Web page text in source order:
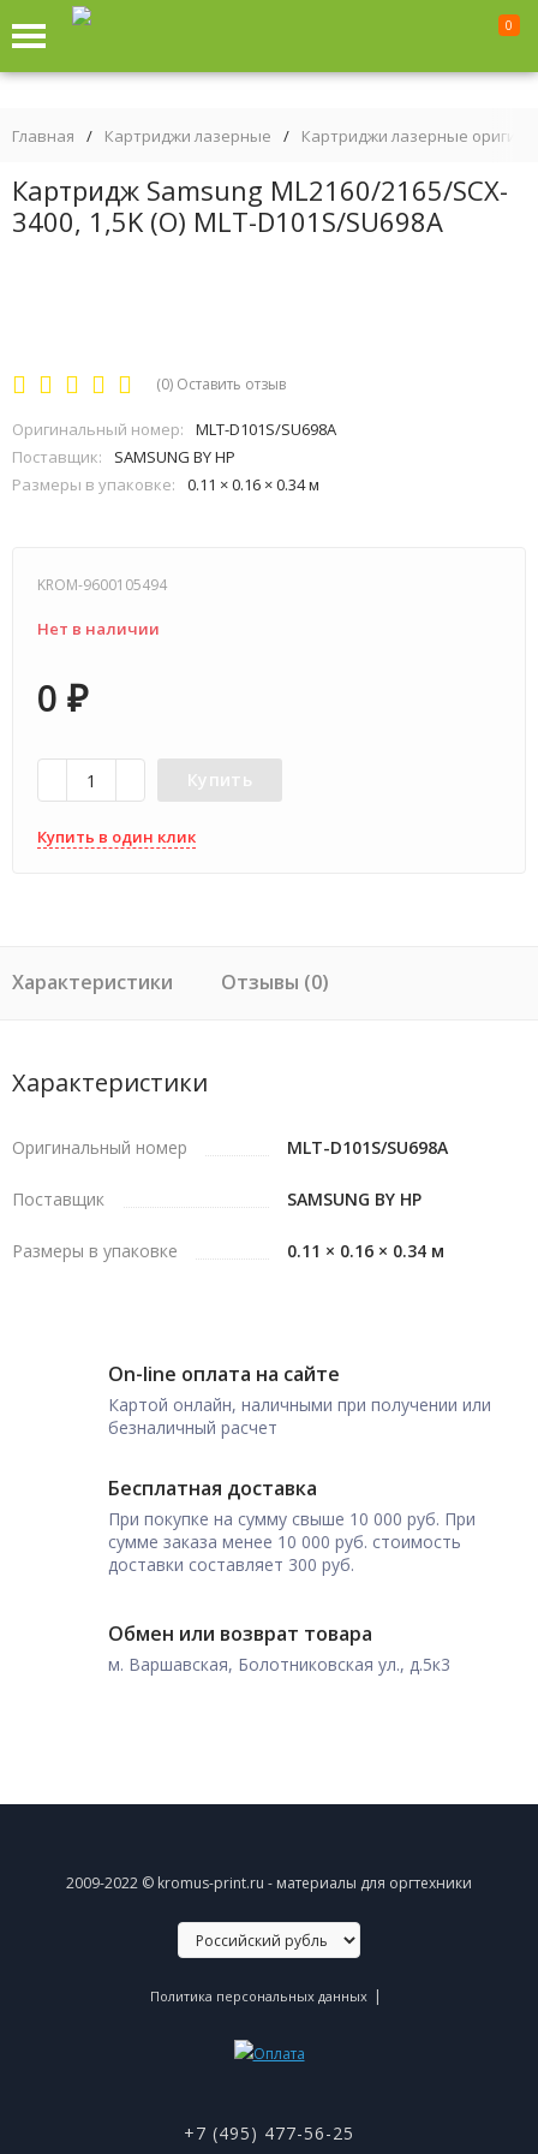
0
Главная / Картриджи лазерные / Картриджи лазерные
Картридж Samsung ML2160/2165/SCX-
3400, 1,5K (O) MLT-D101S/SU698A
(0) Оставить отзыв
Оригинальный номер:
MLT-D101S/SU698A
Поставщик:
SAMSUNG BY HP
Размеры в упаковке:
0.11 × 0.16 × 0.34 м
KROM-9600105494
Нет в наличии
0 ₽
Купить
Купить в один клик
Характеристики Отзывы (0)
Характеристики
Оригинальный номер MLT-D101S/SU698A
Поставщик SAMSUNG BY HP
Размеры в упаковке 0.11 × 0.16 × 0.34 м
On-line оплата на сайте
Картой онлайн, наличными при получении или
безналичный расчет
Бесплатная доставка
При покупке на сумму свыше 10 000 руб. При
сумме заказа менее 10 000 руб. стоимость
доставки составляет 300 руб.
Обмен или возврат товара
м. Варшавская, Болотниковская ул., д.5к3
2009-2022 © kromus-print.ru - материалы для оргтехники
Политика персональных данных |
+7 (495) 477-56-25